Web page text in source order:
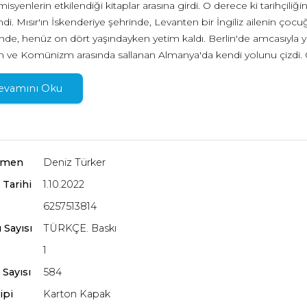
etkilendiği kitaplar arasına girdi. O derece ki
Mısır'ın İskenderiye şehrinde, Levanten bir İngiliz ailenin
henüz on dört yaşındayken yetim kaldı. Berlin'de amcasıyla
ve Komünizm arasında sallanan Almanya'da kendi yolunu
Hobsbawm, kendi dünya tahayyülünün de izlerini taşıyan
"uzun 19. asır" denen dönemin Avrupa'sına dair tüm
dünyanın dört bir yanında tarihyazımına yön verdi.
20. yüzyılın en büyük entelektüellerinden birinin canlı
ve politik bağlamları gözler önüne seriyor. Eric Hobsbawm:
eser, 20. yüzyılın en mühim entelektüelinin sıra dışı hayatını
dünyasını da resmediyor.
Oku
Deniz Türker
Tarihi
1.10.2022
6257513814
TÜRKÇE. Baskı
1
584
Karton Kapak